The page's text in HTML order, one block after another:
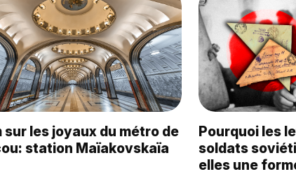
sur les joyaux du métro de
station Maïakovskaïa
Pourquoi les
soldats
elles une